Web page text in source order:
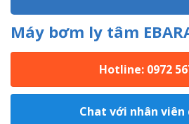
Máy bơm ly tâm
Hotline: 0972
Chat với nhân viên